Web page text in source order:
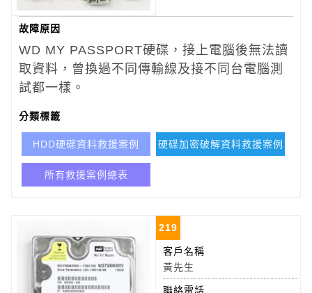
故障原因
WD MY PASSPORT硬碟，接上電腦後無法讀
取資料，曾換過不同傳輸線及接不同台電腦測
試都一樣。
分類標籤
HDD硬碟資料救援案例 硬碟加密破解資料救援案例
所有救援案例總表
219
客戶名稱
黃先生
聯絡電話